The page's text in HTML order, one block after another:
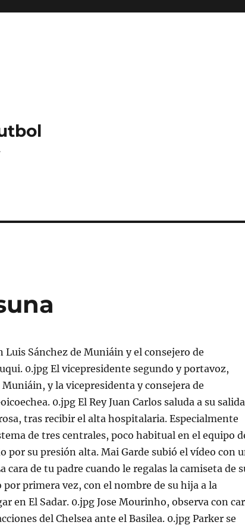
Luis Sánchez de Muniáin y el consejero de
0.jpg El vicepresidente segundo y portavoz,
Muniáin, y la vicepresidenta y consejera de
0.jpg El Rey Juan Carlos saluda a su salida
tras recibir el alta hospitalaria. Especialmente
de tres centrales, poco habitual en el equipo
por su presión alta. Mai Garde subió el vídeo con
cara de tu padre cuando le regalas la camiseta de
por primera vez, con el nombre de su hija a la
en El Sadar. 0.jpg Jose Mourinho, observa con
del Chelsea ante el Basilea. 0.jpg Parker se